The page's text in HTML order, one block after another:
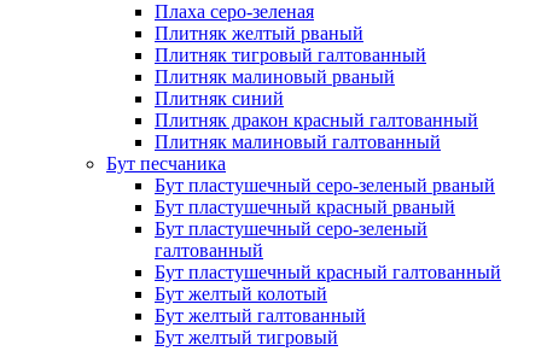
Плаха серо-зеленая
Плитняк желтый рваный
Плитняк тигровый галтованный
Плитняк малиновый рваный
Плитняк синий
Плитняк дракон красный галтованный
Плитняк малиновый галтованный
Бут песчаника
Бут пластушечный серо-зеленый рваный
Бут пластушечный красный рваный
Бут пластушечный серо-зеленый
галтованный
Бут пластушечный красный галтованный
Бут желтый колотый
Бут желтый галтованный
Бут желтый тигровый